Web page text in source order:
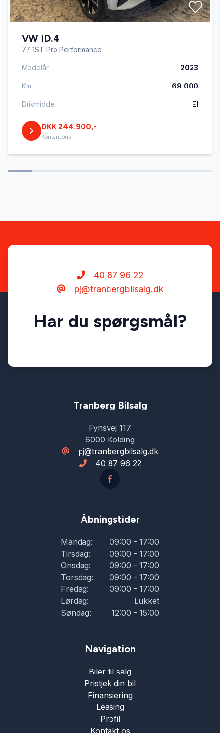
Splitbagsæder
Sædevarme
Tågelygter
VW ID.4
77 1ST Pro Performance
Modelår 2023
Km 69.000
Drivmiddel El
DKK 244.900,-
Kontantpris
40 87 96 22
pj@tranbergbilsalg.dk
Har du spørgsmål?
Tranberg Bilsalg
Fynsvej 117
6000 Kolding
pj@tranbergbilsalg.dk
40 87 96 22
Åbningstider
Mandag:
09:00 - 17:00
Tirsdag:
09:00 - 17:00
Onsdag:
09:00 - 17:00
Torsdag:
09:00 - 17:00
Fredag:
09:00 - 17:00
Lørdag:
Lukket
Søndag:
12:00 - 15:00
Navigation
Biler til salg
Pristjek din bil
Finansiering
Leasing
Profil
Kontakt os